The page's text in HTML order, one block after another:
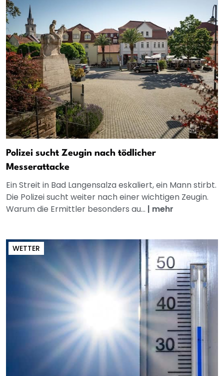
Polizei sucht Zeugin nach tödlicher
Messerattacke
Ein Streit in Bad Langensalza eskaliert, ein Mann stirbt.
Die Polizei sucht weiter nach einer wichtigen Zeugin.
Warum die Ermittler besonders au... | mehr
WETTER